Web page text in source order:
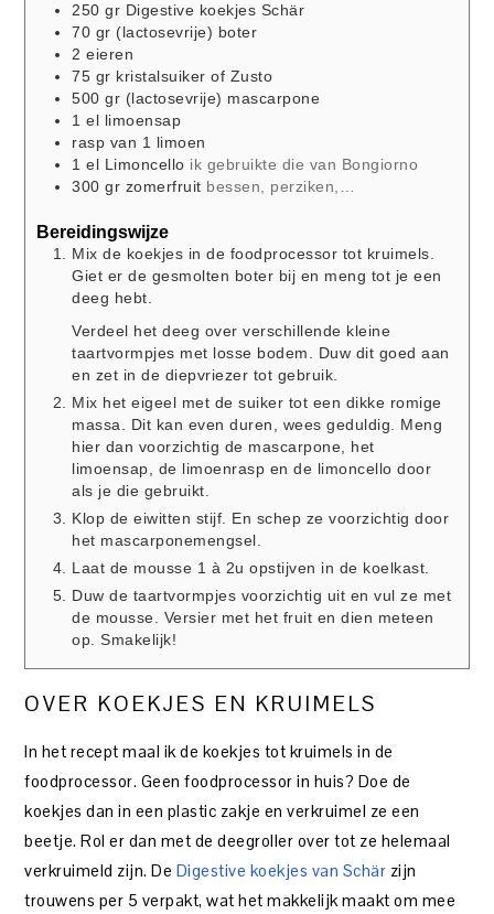
250 gr Digestive koekjes Schär
70 gr (lactosevrije) boter
2 eieren
75 gr kristalsuiker of Zusto
500 gr (lactosevrije) mascarpone
1 el
limoensap
rasp van 1 limoen
1 el Limoncello ik gebruikte die van Bongiorno
300 gr zomerfruit bessen, perziken,…
Bereidingswijze
Mix de koekjes in de foodprocessor tot kruimels.
Giet er de gesmolten boter bij en meng tot je een
deeg hebt.
Verdeel het deeg over verschillende kleine
taartvormpjes met losse bodem. Duw dit goed aan
en zet in de diepvriezer tot gebruik.
Mix het eigeel met de suiker tot een dikke romige
massa. Dit kan even duren, wees geduldig. Meng
hier dan voorzichtig de mascarpone, het
limoensap, de limoenrasp en de limoncello door
als je die gebruikt.
Klop de eiwitten stijf. En schep ze voorzichtig door
het mascarponemengsel.
Laat de mousse 1 à 2u opstijven in de koelkast.
Duw de taartvormpjes voorzichtig uit en vul ze met
de mousse. Versier met het fruit en dien meteen
op. Smakelijk!
OVER KOEKJES EN KRUIMELS
In het recept maal ik de koekjes tot kruimels in de
foodprocessor. Geen foodprocessor in huis? Doe de
koekjes dan in een plastic zakje en verkruimel ze een
beetje. Rol er dan met de deegroller over tot ze helemaal
verkruimeld zijn. De Digestive koekjes van Schär zijn
trouwens per 5 verpakt, wat het makkelijk maakt om mee